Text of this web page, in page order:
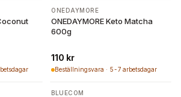
ONEDAYMORE
ONEDAYMORE Keto Matcha
600g
110 kr
Beställningsvara · 5-7 arbetsdagar
BLUECOM